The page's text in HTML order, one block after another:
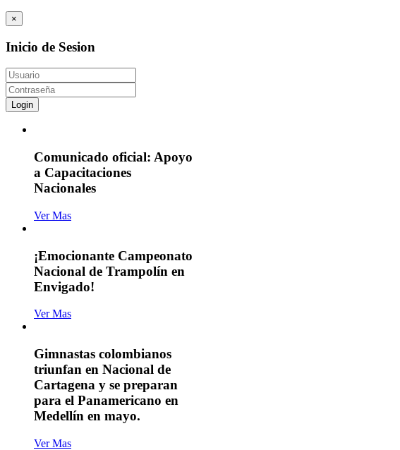
×
Inicio de Sesion
Login
Comunicado oficial: Apoyo
a Capacitaciones
Nacionales
Ver Mas
¡Emocionante Campeonato
Nacional de Trampolín en
Envigado!
Ver Mas
Gimnastas colombianos
triunfan en Nacional de
Cartagena y se preparan
para el Panamericano en
Medellín en mayo.
Ver Mas